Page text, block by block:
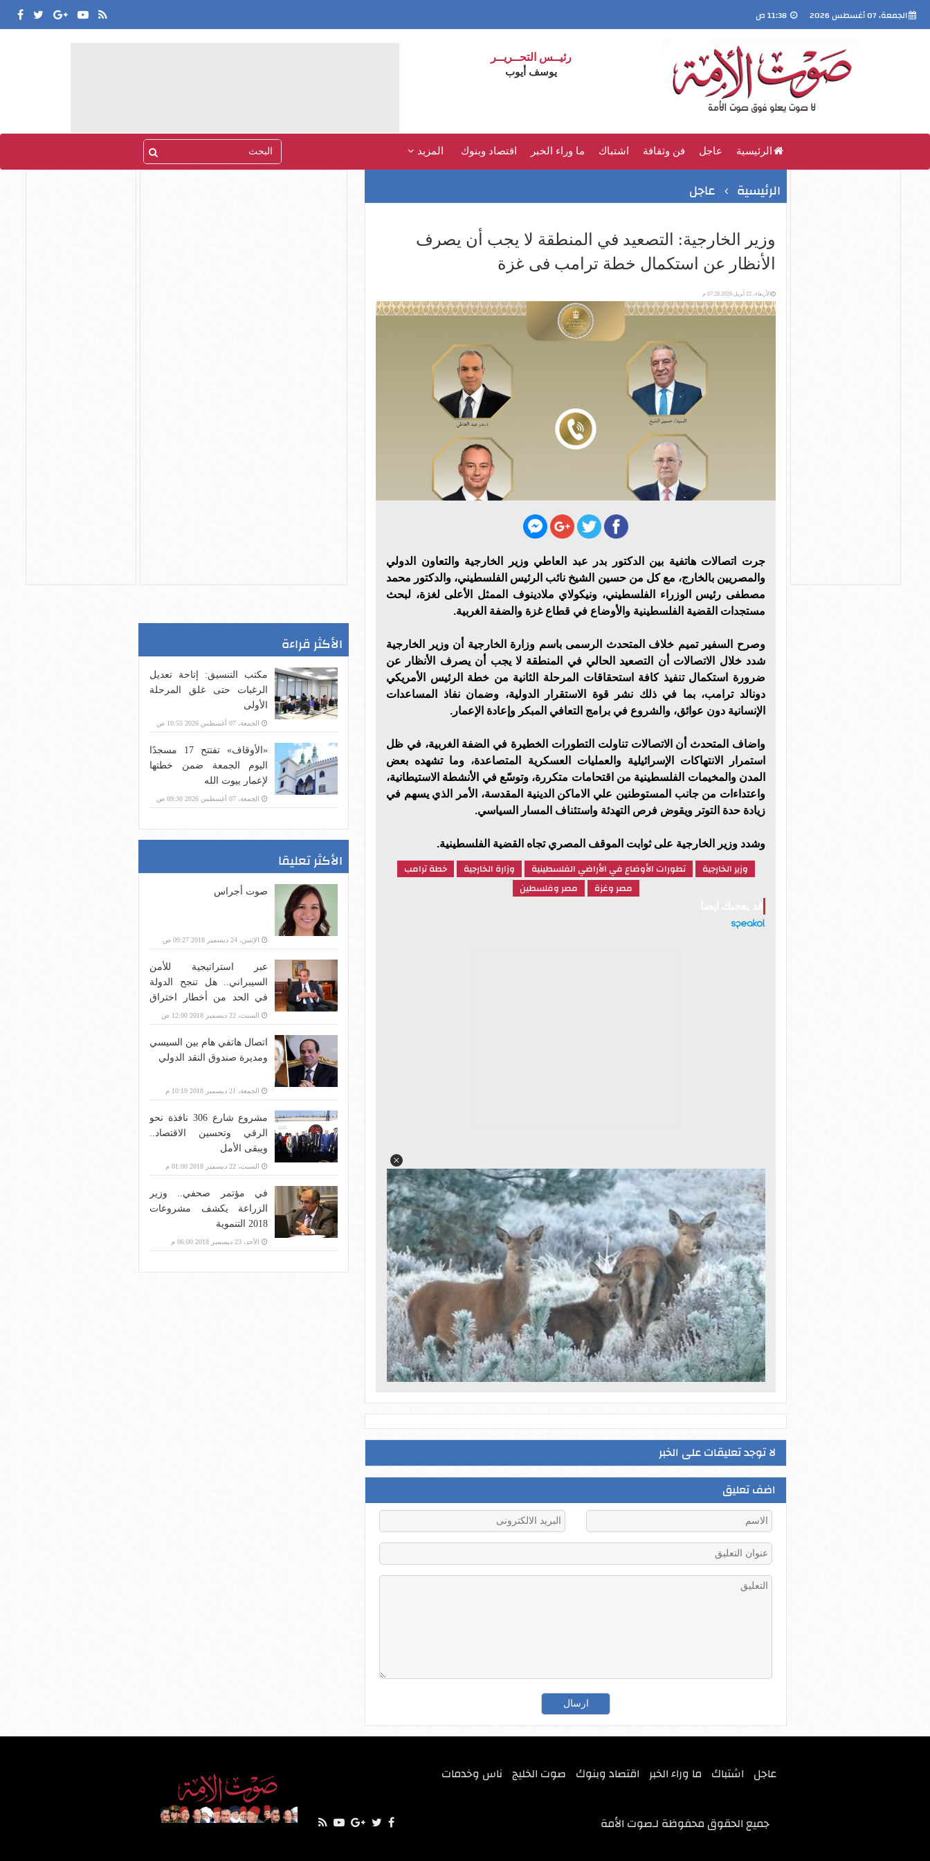
الجمعة، 07 أغسطس 2026
رئيــس التحــريــر
يوسف أيوب
الرئيسية عاجل فن وثقافة اشتباك ما وراء الخبر اقتصاد وبنوك المزيد
الرئيسية عاجل
وزير الخارجية: التصعيد في المنطقة لا يجب أن يصرف
الأنظار عن استكمال خطة ترامب فى غزة
الأربعاء، 22 أبريل 2026 07:28 م
جرت اتصالات هاتفية بين الدكتور بدر عبد العاطي وزير الخارجية والتعاون الدولي
والمصريين بالخارج، مع كل من حسين الشيخ نائب الرئيس الفلسطيني، والدكتور محمد
مصطفى رئيس الوزراء الفلسطيني، ونيكولاي ملادينوف الممثل الأعلى لغزة، لبحث
مستجدات القضية الفلسطينية والأوضاع في قطاع غزة والضفة الغربية.
وصرح السفير تميم خلاف المتحدث الرسمى باسم وزارة الخارجية أن وزير الخارجية
شدد خلال الاتصالات أن التصعيد الحالي في المنطقة لا يجب أن يصرف الأنظار عن
ضرورة استكمال تنفيذ كافة استحقاقات المرحلة الثانية من خطة الرئيس الأمريكي
دونالد ترامب، بما في ذلك نشر قوة الاستقرار الدولية، وضمان نفاذ المساعدات
الإنسانية دون عوائق، والشروع في برامج التعافي المبكر وإعادة الإعمار.
واضاف المتحدث أن الاتصالات تناولت التطورات الخطيرة في الضفة الغربية، في ظل
استمرار الانتهاكات الإسرائيلية والعمليات العسكرية المتصاعدة، وما تشهده بعض
المدن والمخيمات الفلسطينية من اقتحامات متكررة، وتوسّع في الأنشطة الاستيطانية،
واعتداءات من جانب المستوطنين علي الاماكن الدينية المقدسة، الأمر الذي يسهم في
زيادة حدة التوتر ويقوض فرص التهدئة واستئناف المسار السياسي.
وشدد وزير الخارجية على ثوابت الموقف المصري تجاه القضية الفلسطينية.
وزير الخارجية تطورات الأوضاع في الأراضي الفلسطينية وزارة الخارجية
خطة ترامب
مصر وغزة
مصر وفلسطين
لا توجد تعليقات على الخبر
اضف تعليق
الأكثر قراءة
مكتب التنسيق: إتاحة تعديل
الرغبات حتى غلق المرحلة
الأولى
الجمعة، 07 أغسطس 2026 10:55 ص
«الأوقاف» تفتتح 17 مسجدًا
اليوم الجمعة ضمن خطتها
لإعمار بيوت الله
الجمعة، 07 أغسطس 2026 09:30 ص
الأكثر تعليقا
صوت أجراس
الإثنين، 24 ديسمبر 2018 09:27 ص
عبر استراتيجية للأمن
السيبراني.. هل تنجح الدولة
في الحد من أخطار اختراق
بنية الاتصالات؟
السبت، 22 ديسمبر 2018 12:00 ص
اتصال هاتفي هام بين السيسي
ومديرة صندوق النقد الدولي
الجمعة، 21 ديسمبر 2018 10:19 م
مشروع شارع 306 نافذة نحو
الرقي وتحسين الاقتصاد..
ويبقى الأمل
السبت، 22 ديسمبر 2018 01:00 م
في مؤتمر صحفي.. وزير
الزراعة يكشف مشروعات
2018 التنموية
الأحد، 23 ديسمبر 2018 06:00 م
عاجل اشتباك ما وراء الخبر اقتصاد وبنوك صوت الخليج ناس وخدمات
جميع الحقوق محفوظة لـصوت الأمة